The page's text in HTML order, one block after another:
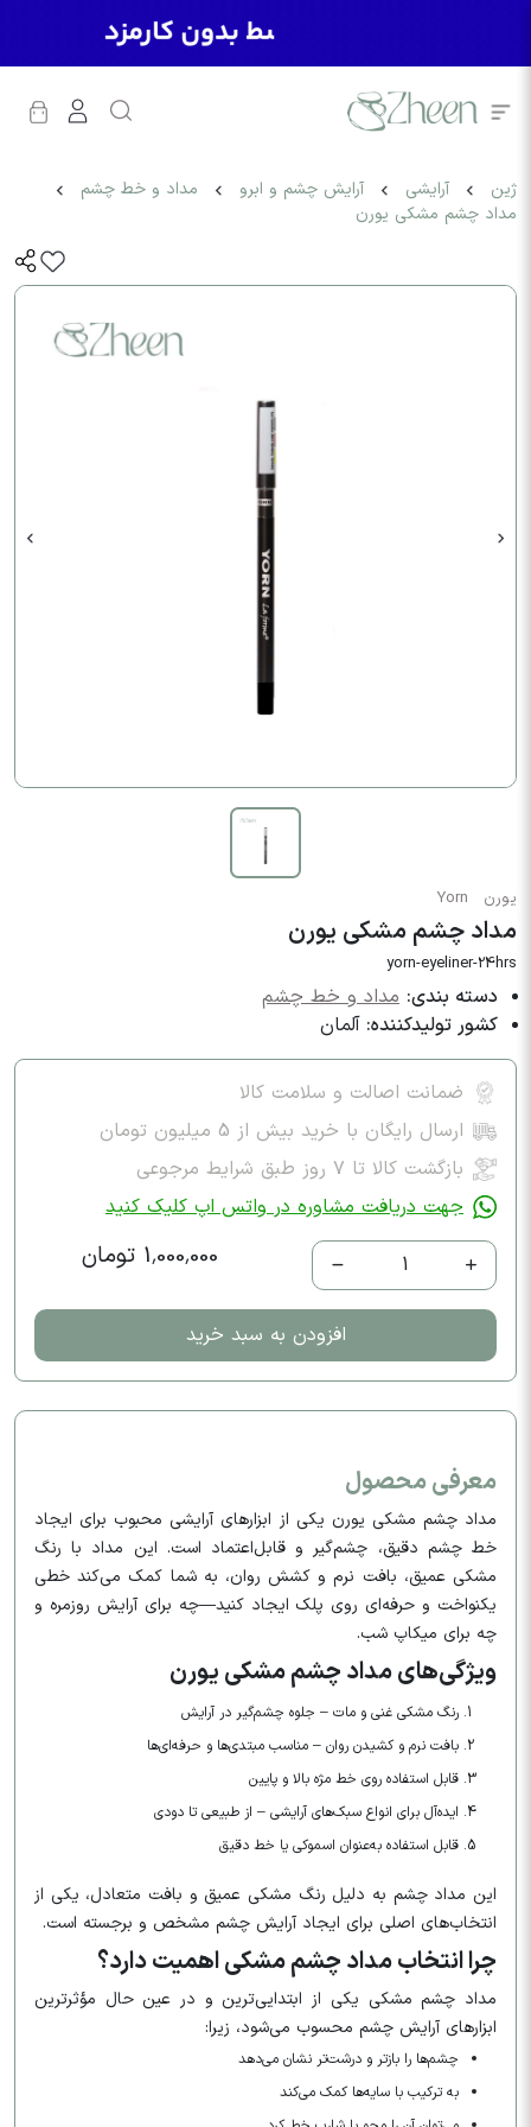
ژین آرایشی آرایش چشم و ابرو
مداد و خط چشم
مداد چشم مشکی یورن
یورن Yorn
مداد چشم مشکی یورن
yorn-eyeliner-24hrs
دسته بندی: مداد و خط چشم
کشور تولیدکننده: آلمان
ضمانت اصالت و سلامت کالا
ارسال رایگان با خرید بیش از 5 میلیون تومان
بازگشت کالا تا ۷ روز طبق شرایط مرجوعی
جهت دریافت مشاوره در واتس اپ کلیک کنید
1 1,000,000 تومان
افزودن به سبد خرید
معرفی محصول
مداد چشم مشکی یورن یکی از ابزارهای آرایشی محبوب برای ایجاد
خط چشم دقیق، چشم‌گیر و قابل‌اعتماد است. این مداد با رنگ
مشکی عمیق، بافت نرم و کشش روان، به شما کمک می‌کند خطی
یکنواخت و حرفه‌ای روی پلک ایجاد کنید—چه برای آرایش روزمره و
چه برای میکاپ شب.
ویژگی‌های مداد چشم مشکی یورن
رنگ مشکی غنی و مات – جلوه چشم‌گیر در آرایش
بافت نرم و کشیدن روان – مناسب مبتدی‌ها و حرفه‌ای‌ها
قابل استفاده روی خط مژه بالا و پایین
ایده‌آل برای انواع سبک‌های آرایشی – از طبیعی تا دودی
قابل استفاده به‌عنوان اسموکی یا خط دقیق
این مداد چشم به دلیل رنگ مشکی عمیق و بافت متعادل، یکی از
انتخاب‌های اصلی برای ایجاد آرایش چشم مشخص و برجسته است.
چرا انتخاب مداد چشم مشکی اهمیت دارد؟
مداد چشم مشکی یکی از ابتدایی‌ترین و در عین حال مؤثرترین
ابزارهای آرایش چشم محسوب می‌شود، زیرا:
چشم‌ها را بازتر و درشت‌تر نشان می‌دهد
به ترکیب با سایه‌ها کمک می‌کند